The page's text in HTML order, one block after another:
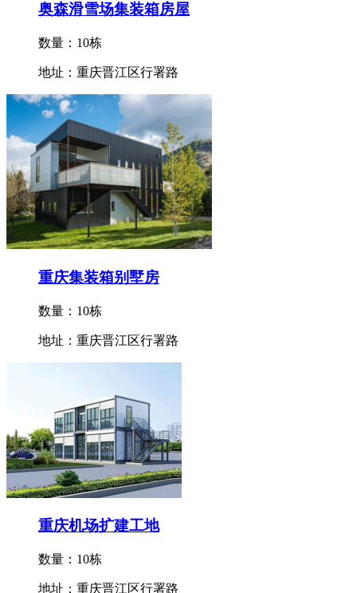
奥森滑雪场集装箱房屋
数量：10栋
地址：重庆晋江区行署路
重庆集装箱别墅房
数量：10栋
地址：重庆晋江区行署路
重庆机场扩建工地
数量：10栋
地址：重庆晋江区行署路